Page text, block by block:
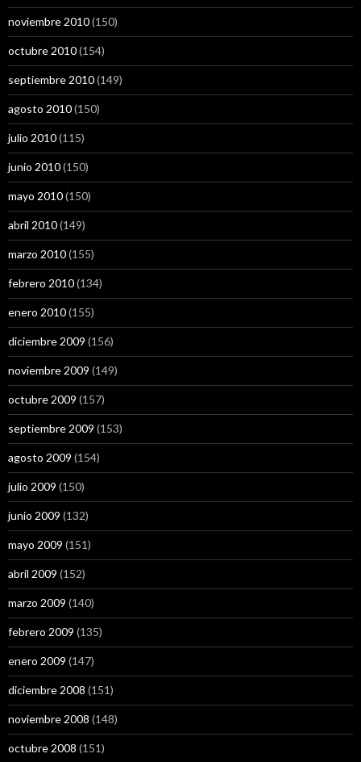
noviembre 2010(150)
octubre 2010(154)
septiembre 2010(149)
agosto 2010(150)
julio 2010(115)
junio 2010(150)
mayo 2010(150)
abril 2010(149)
marzo 2010(155)
febrero 2010(134)
enero 2010(155)
diciembre 2009 (156)
noviembre 2009 (149)
octubre 2009 (157)
septiembre 2009 (153)
agosto 2009 (154)
julio 2009 (150)
junio 2009 (132)
mayo 2009 (151)
abril 2009 (152)
marzo 2009 (140)
febrero 2009 (135)
enero 2009 (147)
diciembre 2008 (151)
noviembre 2008 (148)
octubre 2008 (151)